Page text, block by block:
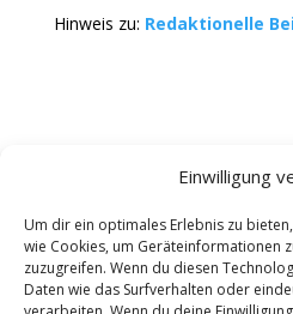
Einwilligung
Um dir ein optimales Erlebnis zu
wie Cookies, um Geräteinformationen
zuzugreifen. Wenn du diesen
Daten wie das Surfverhalten oder
Hinweis zu: Redaktionelle
Kontakt Impressum
Werbung buchen